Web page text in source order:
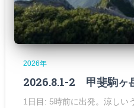
2026年
2026.8.1-2 甲斐駒ヶ
1日目: 5時前に出発。涼しい